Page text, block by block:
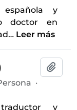
y
doctor en
… Leer más
·
y